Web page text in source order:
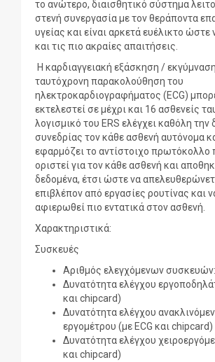
το ανώτερο, διαισθητικό σύστημα
στενή συνεργασία με τον θεράποντα
υγείας και είναι αρκετά ευέλικτο ώστε
και τις πιο ακραίες απαιτήσεις.
Η καρδιαγγειακή εξάσκηση /
ταυτόχρονη παρακολούθηση του
ηλεκτροκαρδιογραφήματος (ECG)
εκτελεστεί σε μέχρι και 16 ασθενείς
λογισμικό του ERS ελέγχει καθόλη την
συνεδρίας τον κάθε ασθενή αυτόνομα
εφαρμόζει το αντίστοιχο πρωτόκολλο
οριστεί για τον κάθε ασθενή και
δεδομένα, έτσι ώστε να
επιβλέπον από εργασίες ρουτίνας και
αφιερωθεί πιο εντατικά στον ασθενή.
Χαρακτηριστικά:
Συσκευές
Αριθμός ελεγχόμενων
Δυνατότητα ελέγχου
και chipcard)
Δυνατότητα ελέγχου
εργομέτρου (με ECG και chipcard)
Δυνατότητα ελέγχου
και chipcard)